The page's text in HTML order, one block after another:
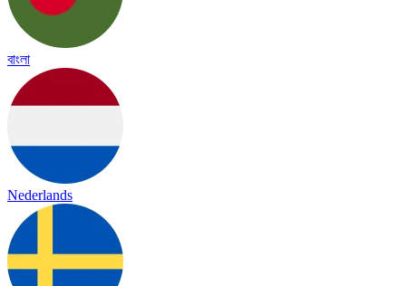
বাংলা
Nederlands